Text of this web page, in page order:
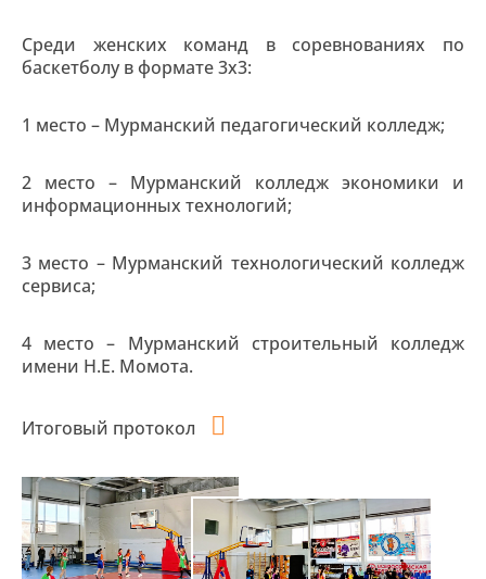
Среди женских команд в соревнованиях по
баскетболу в формате 3х3:
1 место – Мурманский педагогический колледж;
2 место – Мурманский колледж экономики и
информационных технологий;
3 место – Мурманский технологический колледж
сервиса;
4 место – Мурманский строительный колледж
имени Н.Е. Момота.
Итоговый протокол